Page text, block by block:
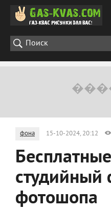
фона 15-10-2024, 20:12
студийный
фотошопа